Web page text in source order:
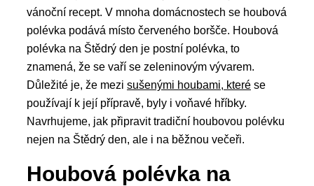
vánoční recept. V mnoha domácnostech se houbová
polévka podává místo červeného boršče. Houbová
polévka na Štědrý den je postní polévka, to
znamená, že se vaří se zeleninovým vývarem.
Důležité je, že mezi sušenými houbami, které se
používají k její přípravě, byly i voňavé hříbky.
Navrhujeme, jak připravit tradiční houbovou polévku
nejen na Štědrý den, ale i na běžnou večeři.
Houbová polévka na